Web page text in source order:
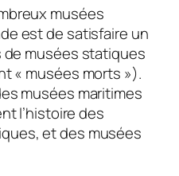
musées
est de satisfaire un
musées statiques
« musées morts »).
musées maritimes
l’histoire des
et des musées